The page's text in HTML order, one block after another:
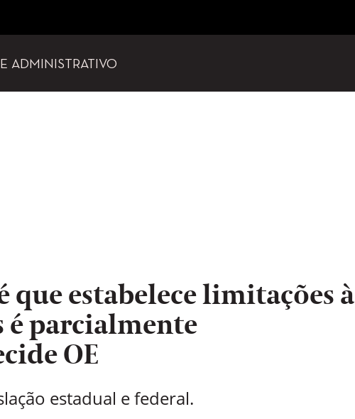
ADMINISTRATIVO
que estabelece limitações à
é parcialmente
OE
estadual e federal.